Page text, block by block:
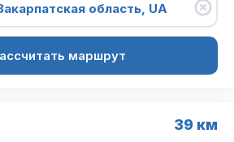
маршрут
39 км